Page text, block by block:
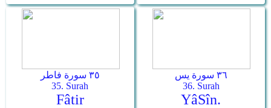
٣٥ سورة فاطر
35. Surah
Fâtir
٣٦ سورة يس
36. Surah
Yâ­Sîn.